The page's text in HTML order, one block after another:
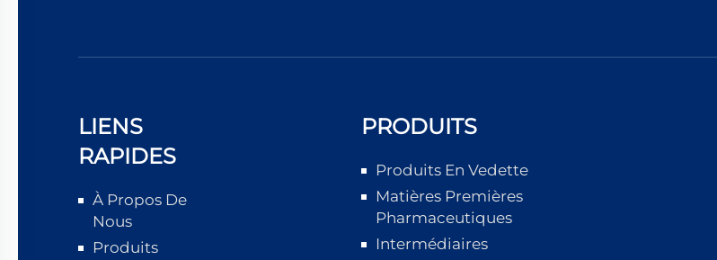
LIENS
RAPIDES
À Propos De
Nous
Produits
PRODUITS
Produits En Vedette
Matières Premières
Pharmaceutiques
Intermédiaires